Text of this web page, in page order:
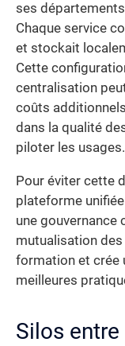
ses
Chaque service
et stockait
Cette
centralisation
coûts
dans la qualité
piloter les usages.
Pour éviter cette
plateforme
une gouvernance
mutualisation
formation et crée
meilleures
Silos